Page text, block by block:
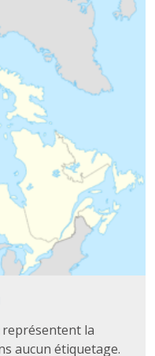
représentent la
aucun étiquetage.